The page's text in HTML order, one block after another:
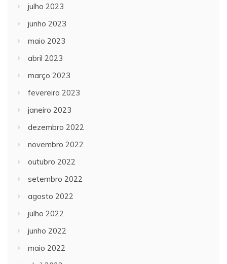
julho 2023
junho 2023
maio 2023
abril 2023
março 2023
fevereiro 2023
janeiro 2023
dezembro 2022
novembro 2022
outubro 2022
setembro 2022
agosto 2022
julho 2022
junho 2022
maio 2022